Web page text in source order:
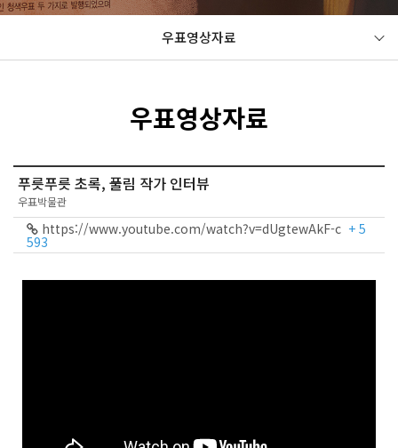
우표영상자료
우표영상자료
푸릇푸릇 초록, 풀림 작가 인터뷰
우표박물관
https://www.youtube.com/watch?v=dUgtewAkF-c + 5
593